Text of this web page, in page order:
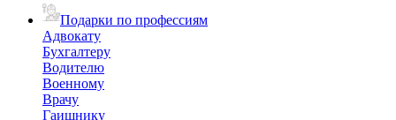
Подарки по профессиям
Адвокату
Бухгалтеру
Водителю
Военному
Врачу
Гаишнику